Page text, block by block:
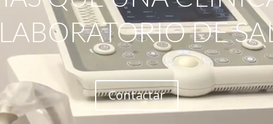
DE
Contactar